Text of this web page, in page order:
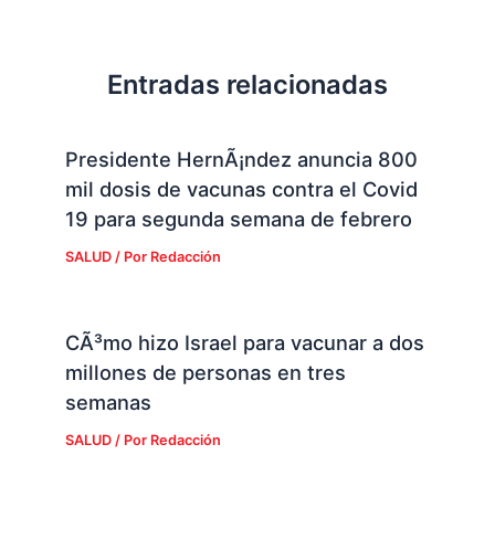
Entradas relacionadas
Presidente HernÃ¡ndez anuncia 800
mil dosis de vacunas contra el Covid
19 para segunda semana de febrero
SALUD/ Por Redacción
CÃ³mo hizo Israel para vacunar a dos
millones de personas en tres
semanas
SALUD/ Por Redacción